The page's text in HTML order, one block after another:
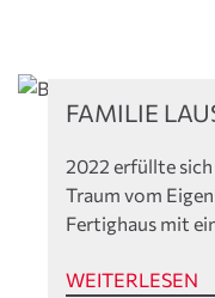
FAMILIE
2022 erfüllte sich
Traum vom
Fertighaus mit
WEITERLESEN